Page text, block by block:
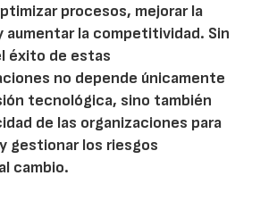
procesos, mejorar la
aumentar la competitividad. Sin
éxito de estas
no depende únicamente
tecnológica, sino también
de las organizaciones para
gestionar los riesgos
cambio.